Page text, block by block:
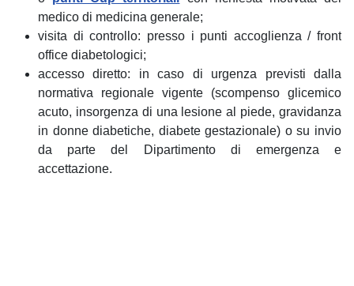
medico di medicina generale;
visita di controllo: presso i punti accoglienza / front
office diabetologici;
accesso diretto: in caso di urgenza previsti dalla
normativa regionale vigente (scompenso glicemico
acuto, insorgenza di una lesione al piede, gravidanza
in donne diabetiche, diabete gestazionale) o su invio
da parte del Dipartimento di emergenza e
accettazione.